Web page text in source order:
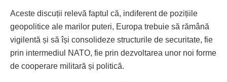
Aceste discuții relevă faptul că, indiferent de pozițiile
geopolitice ale marilor puteri, Europa trebuie să rămână
vigilentă și să își consolideze structurile de securitate, fie
prin intermediul NATO, fie prin dezvoltarea unor noi forme
de cooperare militară și politică.